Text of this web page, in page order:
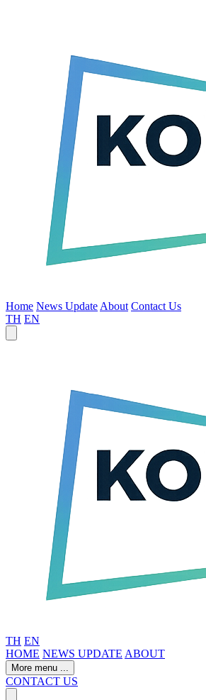
Home News Update About Contact Us
TH EN
TH EN
HOME NEWS UPDATE ABOUT
More menu ...
CONTACT US